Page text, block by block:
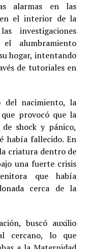
alarmas en las
en el interior de la
investigaciones
alumbramiento
hogar, intentando
de tutoriales en
del nacimiento, la
provocó que la
shock y pánico,
había fallecido. En
criatura dentro de
una fuerte crisis
que había
cerca de la
buscó auxilio
cercano, lo que